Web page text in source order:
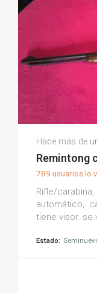
Andres
Hace más de
Remintong
789 usuarios lo
Rifle/
automático,
tiene visor. se
Estado: